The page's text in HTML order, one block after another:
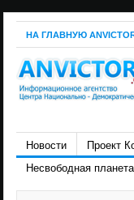
НА ГЛАВНУЮ
Новости Проект
Несвободная планета